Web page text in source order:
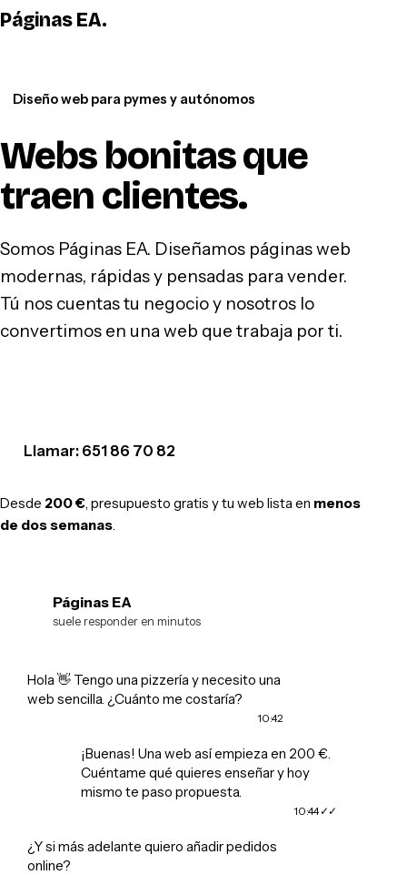
Páginas EA.
Diseño web para pymes y autónomos
Webs bonitas que
traen clientes.
Somos Páginas EA. Diseñamos páginas web
modernas, rápidas y pensadas para vender.
Tú nos cuentas tu negocio y nosotros lo
convertimos en una web que trabaja por ti.
Llamar: 651 86 70 82
Desde 200 €, presupuesto gratis y tu web lista en menos
de dos semanas.
Páginas EA
suele responder en minutos
Hola 👋 Tengo una pizzería y necesito una
web sencilla. ¿Cuánto me costaría?
10:42
¡Buenas! Una web así empieza en 200 €.
Cuéntame qué quieres enseñar y hoy
mismo te paso propuesta.
10:44
¿Y si más adelante quiero añadir pedidos
online?